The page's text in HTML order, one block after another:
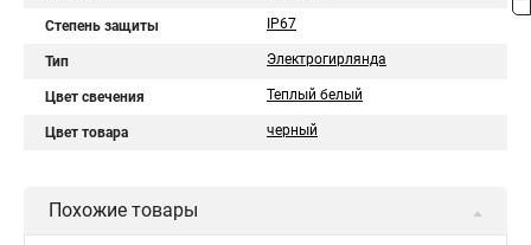
Степень защиты IP67
Тип Электрогирлянда
Цвет свечения Теплый белый
Цвет товара черный
Похожие товары